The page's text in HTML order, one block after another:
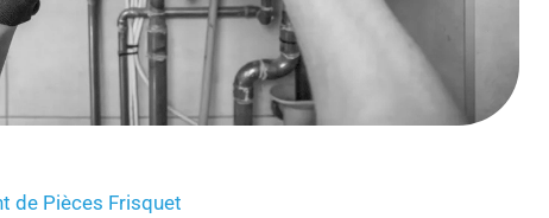
de Pièces Frisquet